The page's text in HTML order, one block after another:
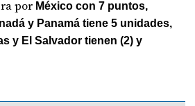
por México con 7 puntos,
y Panamá tiene 5 unidades,
y El Salvador tienen (2) y